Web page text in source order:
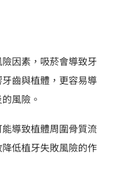
因素，吸菸會導致牙
齒與植體，更容易導
風險。
導致植體周圍骨質流
低植牙失敗風險的作